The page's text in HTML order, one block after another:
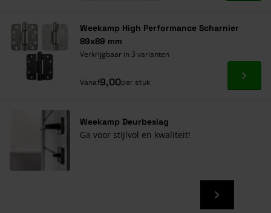
Weekamp High Performance Scharnier
89x89 mm
Verkrijgbaar in 3 varianten
Vanaf9,00per stuk Ga
Weekamp Deurbeslag
Ga voor stijlvol en kwaliteit!